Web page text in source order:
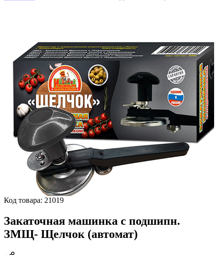
Код товара: 21019
Закаточная машинка с подшипн.
ЗМЩ- Щелчок (автомат)